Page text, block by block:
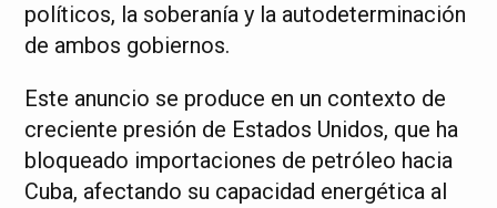
políticos, la soberanía y la autodeterminación
de ambos gobiernos.
Este anuncio se produce en un contexto de
creciente presión de Estados Unidos, que ha
bloqueado importaciones de petróleo hacia
Cuba, afectando su capacidad energética al